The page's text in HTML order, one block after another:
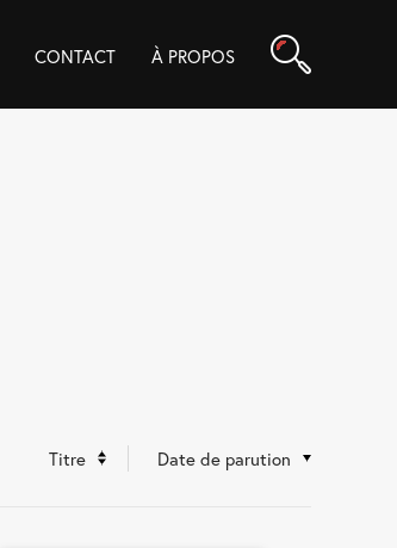
CONTACT À PROPOS Rechercher
Titre Date de parution